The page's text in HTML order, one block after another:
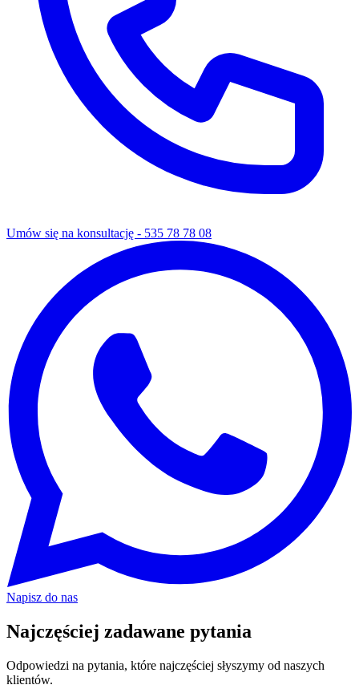
Umów się na konsultację - 535 78 78 08
Napisz do nas
Najczęściej zadawane pytania
Odpowiedzi na pytania, które najczęściej słyszymy od naszych
klientów.